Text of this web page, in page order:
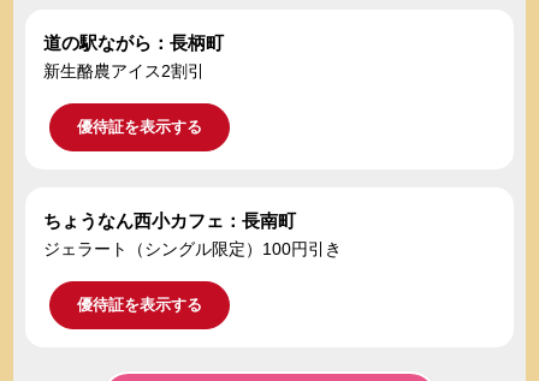
道の駅ながら：長柄町
新生酪農アイス2割引
優待証を表示する
ちょうなん西小カフェ：長南町
ジェラート（シングル限定）100円引き
優待証を表示する